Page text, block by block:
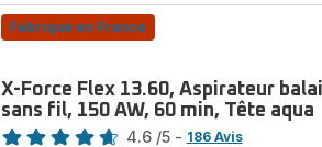
Fabriqué en France
X-Force Flex 13.60, Aspirateur balai
sans fil, 150 AW, 60 min, Tête aqua
Note
4.6 /5 - 186 Avis